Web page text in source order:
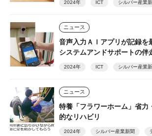
2024年 ICT シルバー産業
ニュース
音声入力ＡＩアプリが記録
システムアンドサポートの伴
2024年 ICT シルバー産業
ニュース
特養「フラワーホーム」省力
的なリハビリ
2024年 シルバー産業新聞